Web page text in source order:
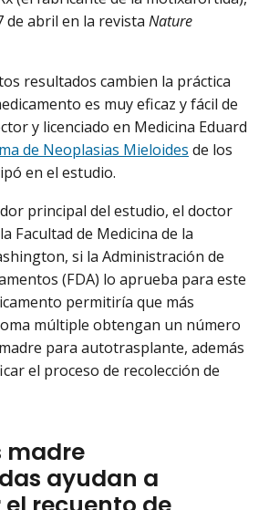
de abril en la revista Nature
resultados cambien la práctica
es muy eficaz y fácil de
y licenciado en Medicina Eduard
de Neoplasias Mieloides de los
en el estudio.
principal del estudio, el doctor
Facultad de Medicina de la
si la Administración de
(FDA) lo aprueba para este
permitiría que más
múltiple obtengan un número
para autotrasplante, además
el proceso de recolección de
madre
ayudan a